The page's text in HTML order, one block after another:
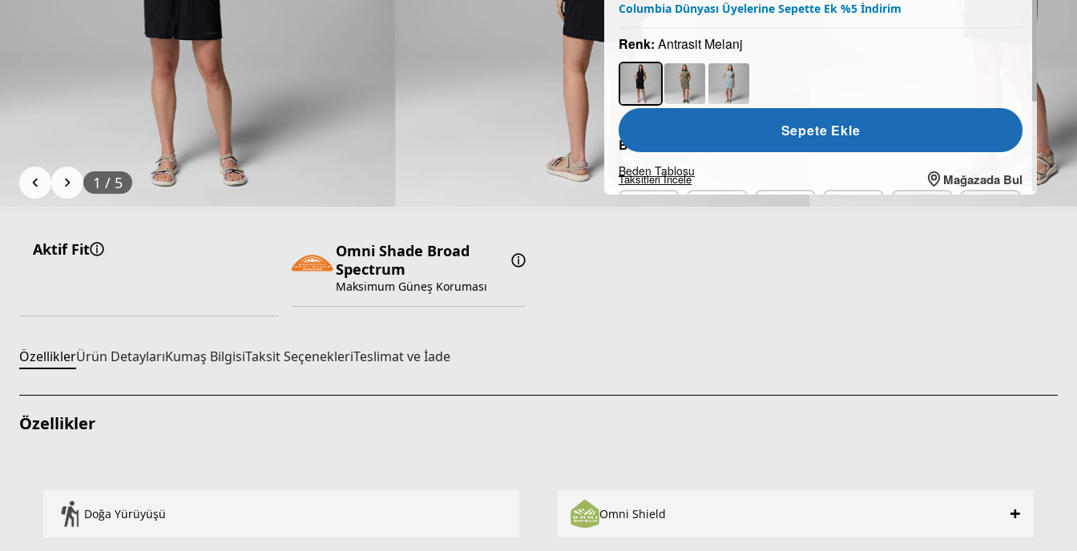
1 / 5
Columbia Dünyası Üyelerine Sepette Ek %5 İndirim
Renk: Antrasit Melanj
Beden:
Beden Tablosu
M
Sepete Ekle
Taksitleri İncele Mağazada Bul
Aktif Fit
Omni Shade Broad
Spectrum
Maksimum Güneş Koruması
ÖzelliklerÜrün DetaylarıKumaş BilgisiTaksit SeçenekleriTeslimat ve İade
Özellikler
Doğa Yürüyüşü Omni Shield +